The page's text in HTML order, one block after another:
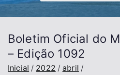
Boletim Oficial do
– Edição 1092
Inicial 2022
abril